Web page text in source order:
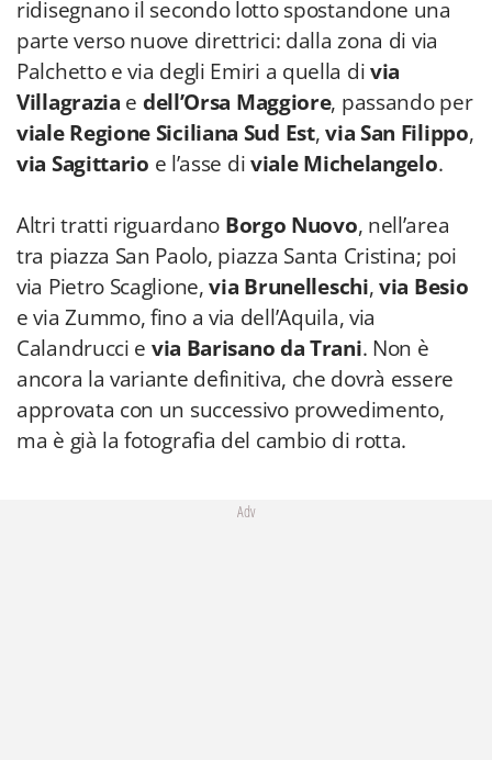
ridisegnano il secondo lotto spostandone una
parte verso nuove direttrici: dalla zona di via
Palchetto e via degli Emiri a quella divia
Villagrazia e dell’Orsa Maggiore, passando per
viale Regione Siciliana Sud Est,via San Filippo,
via Sagittario e l’asse diviale Michelangelo.
Altri tratti riguardano Borgo Nuovo, nell’area
tra piazza San Paolo, piazza Santa Cristina; poi
via Pietro Scaglione,via Brunelleschi,via Besio
e via Zummo, fino a via dell’Aquila, via
Calandrucci e via Barisano da Trani. Non è
ancora la variante definitiva, che dovrà essere
approvata con un successivo provvedimento,
ma è già la fotografia del cambio di rotta.
Adv